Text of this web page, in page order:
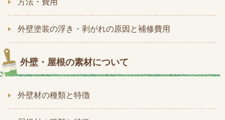
方法・費用
外壁塗装の浮き・剥がれの原因と補修費用
外壁・屋根の素材について
外壁材の種類と特徴